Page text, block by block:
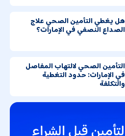
هل يغطي التأمين الصحي علاج
الصداع النصفي في الإمارات؟
التأمين الصحي لالتهاب المفاصل
في الإمارات: حدود التغطية
والتكلفة